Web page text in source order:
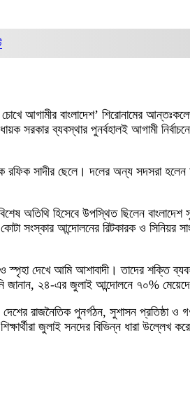
আগামীর বাংলাদেশ’ শিরোনামের
সরকার ব্যবস্থার পুনর্বহালই আগামী
রফিক সাদীর ছেলে। দলের অন্য
অতিথি হিসেবে উপস্থিত ছিলেন
কোটা সংস্কার আন্দোলনের রিটকারক ও
দেখে আমি আশাবাদী। তাদের শক্তি
২৪-এর জুলাই আন্দোলনে ৭০%
রাজনৈতিক পুনর্গঠন, সুশাসন প্রতিষ্ঠা ও
জুলাই সনদের বিভিন্ন ধারা উল্লেখ